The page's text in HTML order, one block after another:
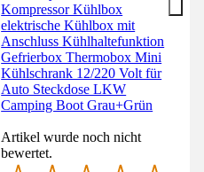
Kompressor Kühlbox
elektrische Kühlbox mit
Anschluss Kühlhaltefunktion
Gefrierbox Thermobox Mini
Kühlschrank 12/220 Volt für
Auto Steckdose LKW
Camping Boot Grau+Grün
Artikel wurde noch nicht
bewertet.